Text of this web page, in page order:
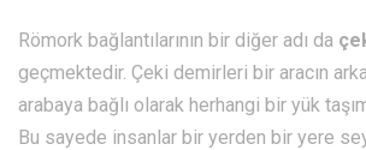
Römork bağlantılarının bir diğer adı da
geçmektedir. Çeki demirleri bir aracın
arabaya bağlı olarak herhangi bir yük
Bu sayede insanlar bir yerden bir yere